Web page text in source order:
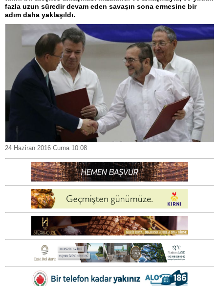
fazla uzun süredir devam eden savaşın sona ermesine bir
adım daha yaklaşıldı.
24 Haziran 2016 Cuma 10:08